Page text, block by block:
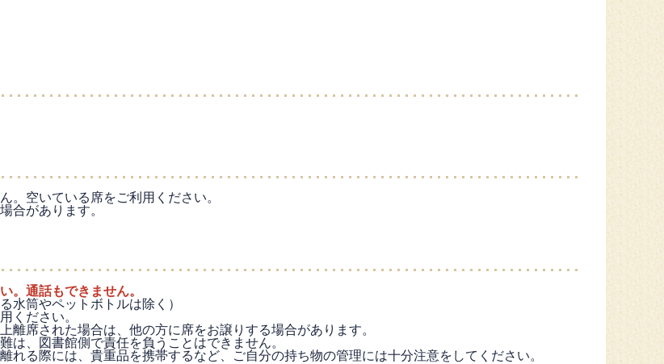
。空いている席をご利用ください。
合があります。
。通話もできません。
水筒やペットボトルは除く）
ください。
離席された場合は、他の方に席をお譲りする場合があります。
は、図書館側で責任を負うことはできません。
れる際には、貴重品を携帯するなど、ご自分の持ち物の管理には十分注意をしてください。